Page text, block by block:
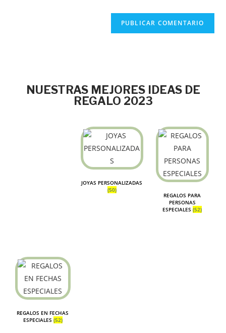
NUESTRAS MEJORES IDEAS DE
REGALO 2023
JOYAS PERSONALIZADAS
(50)
REGALOS PARA
PERSONAS
ESPECIALES(52)
REGALOS EN FECHAS
ESPECIALES (52)